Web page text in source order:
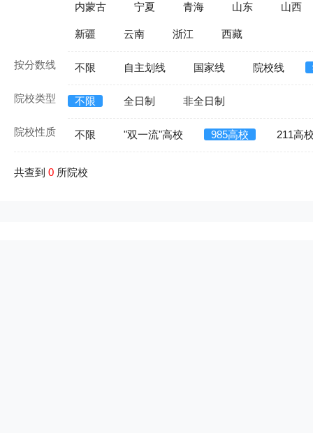
内蒙古 宁夏 青海 山东 山西
新疆 云南 浙江 西藏
按分数线 不限 自主划线 国家线 院校线
院校类型 不限 全日制 非全日制
院校性质 不限 "双一流"高校 985高校 211高
共查到 0 所院校